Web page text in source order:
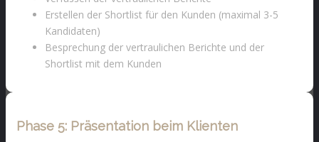
Erstellen der Shortlist für den Kunden (maximal 3-5
Kandidaten)
Besprechung der vertraulichen Berichte und der
Shortlist mit dem Kunden
Phase 5: Präsentation beim Klienten